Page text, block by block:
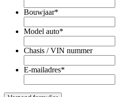
Bouwjaar*
Model auto*
Chasis / VIN nummer
E-mailadres*